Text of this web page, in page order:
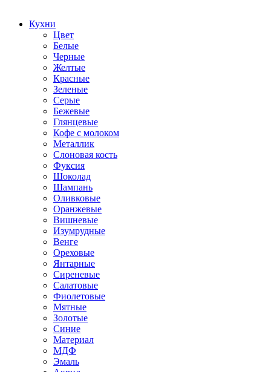
Кухни
Цвет
Белые
Черные
Желтые
Красные
Зеленые
Серые
Бежевые
Глянцевые
Кофе с молоком
Металлик
Слоновая кость
Фуксия
Шоколад
Шампань
Оливковые
Оранжевые
Вишневые
Изумрудные
Венге
Ореховые
Янтарные
Сиреневые
Салатовые
Фиолетовые
Мятные
Золотые
Синие
Материал
МДФ
Эмаль